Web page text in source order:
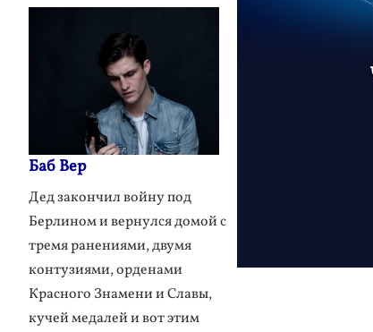
Баб Вер
Дед закончил войну под
Берлином и вернулся домой с
тремя ранениями, двумя
контузиями, орденами
Красного Знамени и Славы,
кучей медалей и вот этим